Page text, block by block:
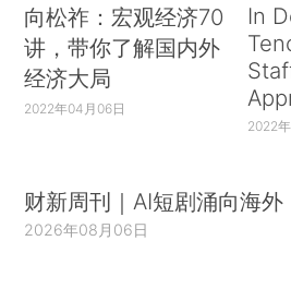
向松祚：宏观经济70
讲，带你了解国内外
经济大局
2022年04月06日
In
2022
财新周刊｜AI短剧涌向海外
2026年08月06日